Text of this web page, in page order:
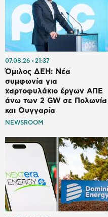
07.08.26 21:37
Όμιλος ΔΕΗ: Νέα
συμφωνία για
χαρτοφυλάκιο έργων ΑΠΕ
άνω των 2 GW σε Πολωνία
και Ουγγαρία
NEWSROOM